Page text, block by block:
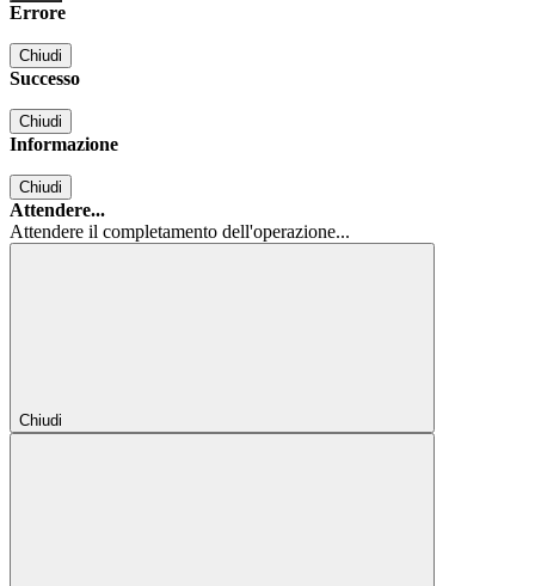
Errore
Chiudi
Successo
Chiudi
Informazione
Chiudi
Attendere...
Attendere il completamento dell'operazione...
Chiudi